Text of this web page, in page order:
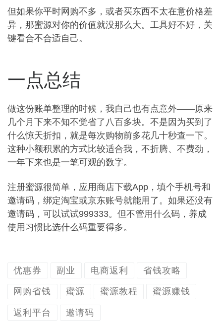
但如果你平时网购不多，或者买东西不太在意价格差
异，那蜜源对你的价值就没那么大。工具好不好，关
键看合不合适自己。
一点总结
做这份账单整理的时候，我自己也有点意外——原来
几个月下来不知不觉省了八百多块。不是因为买到了
什么惊天折扣，就是每次购物前多花几十秒查一下。
这种小额积累的方式比较适合我，不折腾、不费劲，
一年下来也是一笔可观的数字。
注册蜜源很简单，应用商店下载App，填个手机号和
邀请码，绑定淘宝或京东账号就能用了。如果还没有
邀请码，可以试试999333。但不管用什么码，养成
使用习惯比选什么码重要得多。
优惠券 副业 电商返利 省钱攻略
网购省钱 蜜源 蜜源教程 蜜源赚钱
返利平台 邀请码